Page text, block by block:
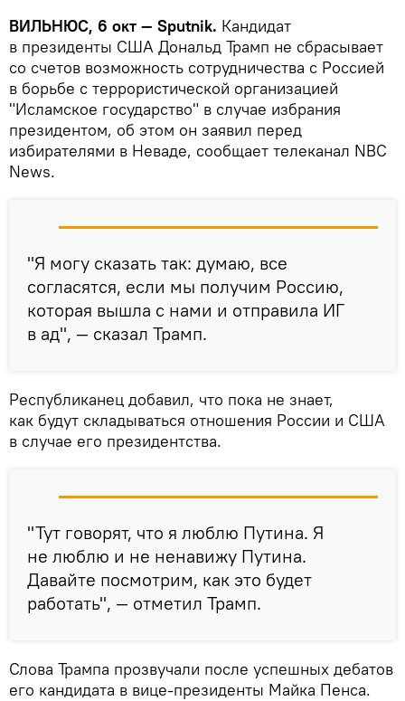
ВИЛЬНЮС, 6 окт — Sputnik. Кандидат
в президенты США Дональд Трамп не сбрасывает
со счетов возможность сотрудничества с Россией
в борьбе с террористической организацией
"Исламское государство" в случае избрания
президентом, об этом он заявил перед
избирателями в Неваде, сообщает телеканал NBC
News.
"Я могу сказать так: думаю, все
согласятся, если мы получим Россию,
которая вышла с нами и отправила ИГ
в ад", — сказал Трамп.
Республиканец добавил, что пока не знает,
как будут складываться отношения России и США
в случае его президентства.
"Тут говорят, что я люблю Путина. Я
не люблю и не ненавижу Путина.
Давайте посмотрим, как это будет
работать", — отметил Трамп.
Слова Трампа прозвучали после успешных дебатов
его кандидата в вице-президенты Майка Пенса.